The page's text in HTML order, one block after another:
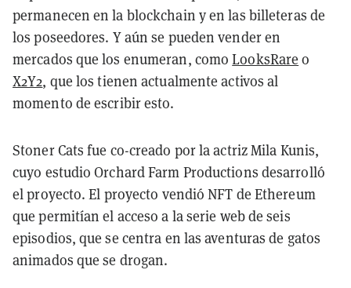
permanecen en la blockchain y en las billeteras de
los poseedores. Y aún se pueden vender en
mercados que los enumeran, comoLooksRare o
X2Y2, que los tienen actualmente activos al
momento de escribir esto.
Stoner Cats fue co-creado por la actriz Mila Kunis,
cuyo estudio Orchard Farm Productions desarrolló
el proyecto. El proyecto vendió NFT de Ethereum
que permitían el acceso a la serie web de seis
episodios, que se centra en las aventuras de gatos
animados que se drogan.